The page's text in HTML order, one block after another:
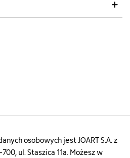
osobowych jest JOART S.A. z
ul. Staszica 11a. Możesz w